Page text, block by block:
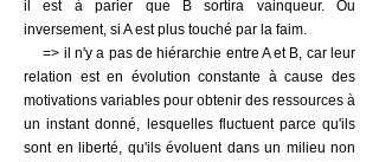
il est à parier que B sortira vainqueur. Ou
inversement, si A est plus touché par la faim.
=> il n'y a pas de hiérarchie entre A et B, car leur
relation est en évolution constante à cause des
motivations variables pour obtenir des ressources à
un instant donné, lesquelles fluctuent parce qu'ils
sont en liberté, qu'ils évoluent dans un milieu non